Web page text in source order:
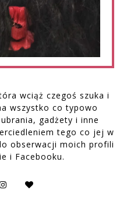
wciąż czegoś szuka i
wszystko co typowo
gadżety i inne
tego co jej w
obserwacji moich profili
i Facebooku.